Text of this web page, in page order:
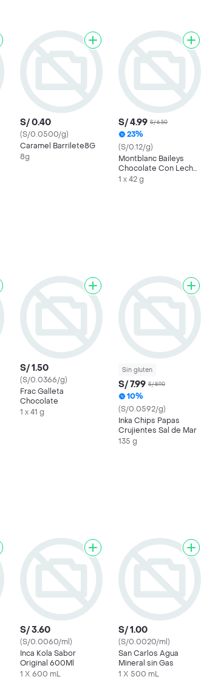
S/ 0.40
(S/0.0500/g)
Caramel Barrilete8G
8g
S/ 4.99 S/ 6.50
23%
(S/0.12/g)
Montblanc Baileys
Chocolate Con Leche
Crema Irlandesa
1 x 42 g
S/ 1.50
(S/0.0366/g)
Frac Galleta
Chocolate
1 x 41 g
Sin gluten
S/ 7.99 S/ 8.90
10%
(S/0.0592/g)
Inka Chips Papas
Crujientes Sal de Mar
135 g
S/ 3.60
(S/0.0060/ml)
Inca Kola Sabor
Original 600Ml
1 X 600 mL
S/ 1.00
(S/0.0020/ml)
San Carlos Agua
Mineral sin Gas
1 X 500 mL